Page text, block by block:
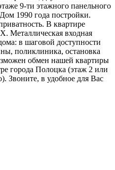
9-ти этажного панельного
1990 года постройки.
В квартире
Металлическая входная
в шаговой доступности
поликлиника, остановка
обмен нашей квартиры
города Полоцка (этаж 2 или
Звоните, в удобное для Вас